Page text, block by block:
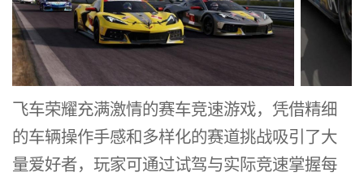
飞车荣耀充满激情的赛车竞速游戏，凭借精细
的车辆操作手感和多样化的赛道挑战吸引了大
量爱好者，玩家可通过试驾与实际竞速掌握每